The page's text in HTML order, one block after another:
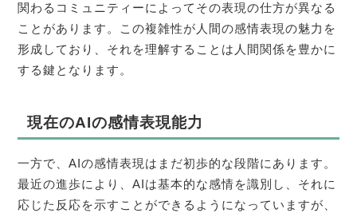
関わるコミュニティーによってその表現の仕方が異なる
ことがあります。この複雑性が人間の感情表現の魅力を
形成しており、それを理解することは人間関係を豊かに
する鍵となります。
現在のAIの感情表現能力
一方で、AIの感情表現はまだ初歩的な段階にあります。
最近の進歩により、AIは基本的な感情を識別し、それに
応じた反応を示すことができるようになっていますが、